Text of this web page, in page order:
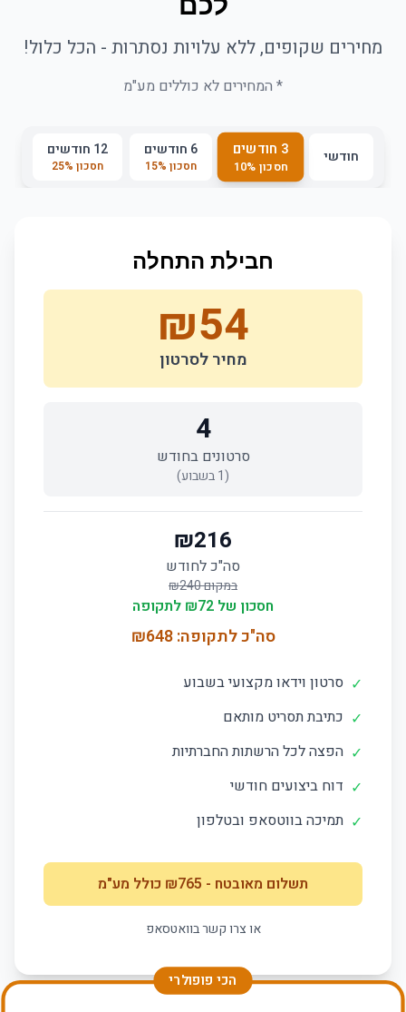
מחירים שקופים, ללא עלויות נסתרות - הכל כלול!
* המחירים לא כוללים מע"מ
חודשי 3 חודשים
חסכון 10%
6 חודשים
חסכון 15%
12 חודשים
חסכון 25%
חבילת התחלה
₪54
מחיר לסרטון
4
סרטונים בחודש
(
1בשבוע)
₪216
סה"כ לחודש
במקום ₪240
חסכון של ₪ 72 לתקופה
סה"כ לתקופה: ₪648
✓ סרטון וידאו מקצועי בשבוע
✓ כתיבת תסריט מותאם
✓ הפצה לכל הרשתות החברתיות
✓ דוח ביצועים חודשי
✓ תמיכה בווטסאפ ובטלפון
תשלום מאובטח - ₪
765 כולל מע"מ
או צרו קשר בוואטסאפ
הכי פופולרי